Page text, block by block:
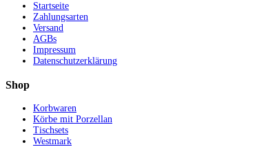
Startseite
Zahlungsarten
Versand
AGBs
Impressum
Datenschutzerklärung
Shop
Korbwaren
Körbe mit Porzellan
Tischsets
Westmark